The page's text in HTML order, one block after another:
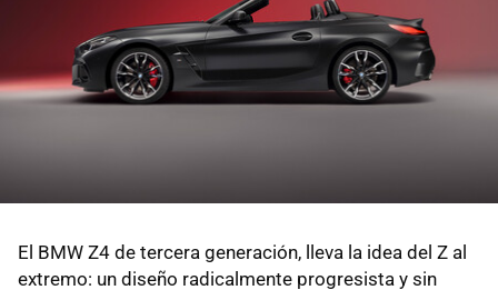
El BMW Z4 de tercera generación, lleva la idea del Z al
extremo: un diseño radicalmente progresista y sin